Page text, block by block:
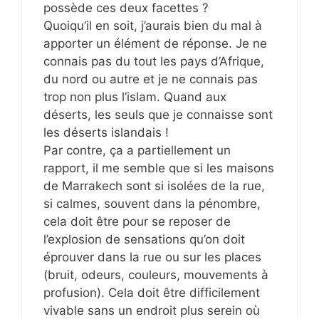
possède ces deux facettes ?
Quoiqu’il en soit, j’aurais bien du mal à
apporter un élément de réponse. Je ne
connais pas du tout les pays d’Afrique,
du nord ou autre et je ne connais pas
trop non plus l’islam. Quand aux
déserts, les seuls que je connaisse sont
les déserts islandais !
Par contre, ça a partiellement un
rapport, il me semble que si les maisons
de Marrakech sont si isolées de la rue,
si calmes, souvent dans la pénombre,
cela doit être pour se reposer de
l’explosion de sensations qu’on doit
éprouver dans la rue ou sur les places
(bruit, odeurs, couleurs, mouvements à
profusion). Cela doit être difficilement
vivable sans un endroit plus serein où